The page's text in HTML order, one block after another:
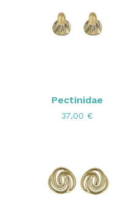
Pectinidae
37,00 €